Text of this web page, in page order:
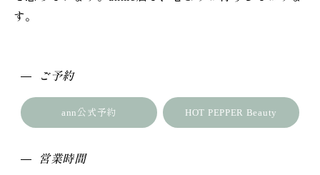
す。
ご予約
ann公式予約 HOT PEPPER Beauty
営業時間